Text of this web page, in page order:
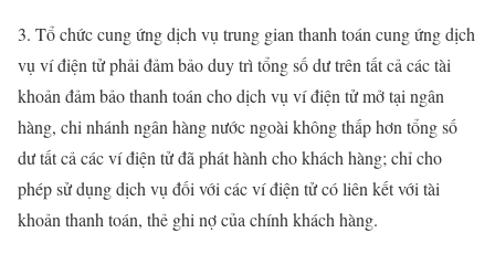
3. Tổ chức cung ứng dịch vụ trung gian thanh toán cung ứng dịch
vụ ví điện tử phải đảm bảo duy trì tổng số dư trên tất cả các tài
khoản đảm bảo thanh toán cho dịch vụ ví điện tử mở tại ngân
hàng, chi nhánh ngân hàng nước ngoài không thấp hơn tổng số
dư tất cả các ví điện tử đã phát hành cho khách hàng; chỉ cho
phép sử dụng dịch vụ đối với các ví điện tử có liên kết với tài
khoản thanh toán, thẻ ghi nợ của chính khách hàng.